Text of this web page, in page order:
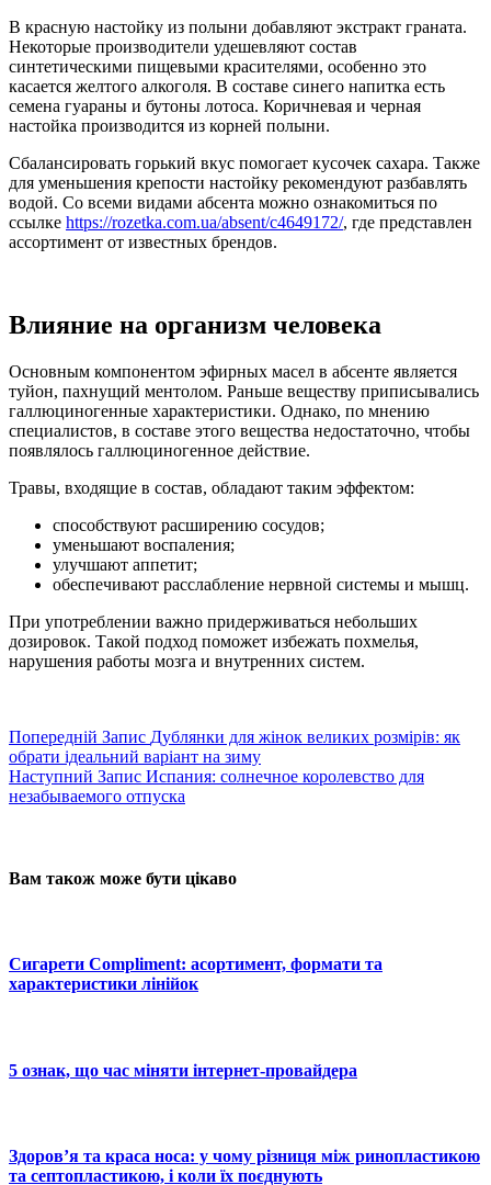
В красную настойку из полыни добавляют экстракт граната.
Некоторые производители удешевляют состав
синтетическими пищевыми красителями, особенно это
касается желтого алкоголя. В составе синего напитка есть
семена гуараны и бутоны лотоса. Коричневая и черная
настойка производится из корней полыни.
Сбалансировать горький вкус помогает кусочек сахара. Также
для уменьшения крепости настойку рекомендуют разбавлять
водой. Со всеми видами абсента можно ознакомиться по
ссылке https://rozetka.com.ua/absent/c4649172/, где представлен
ассортимент от известных брендов.
Влияние на организм человека
Основным компонентом эфирных масел в абсенте является
туйон, пахнущий ментолом. Раньше веществу приписывались
галлюциногенные характеристики. Однако, по мнению
специалистов, в составе этого вещества недостаточно, чтобы
появлялось галлюциногенное действие.
Травы, входящие в состав, обладают таким эффектом:
способствуют расширению сосудов;
уменьшают воспаления;
улучшают аппетит;
обеспечивают расслабление нервной системы и мышц.
При употреблении важно придерживаться небольших
дозировок. Такой подход поможет избежать похмелья,
нарушения работы мозга и внутренних систем.
Попередній Запис Дублянки для жінок великих розмірів: як
обрати ідеальний варіант на зиму
Наступний Запис Испания: солнечное королевство для
незабываемого отпуска
Вам також може бути цікаво
Сигарети Compliment: асортимент, формати та
характеристики лінійок
5 ознак, що час міняти інтернет-провайдера
Здоров’я та краса носа: у чому різниця між ринопластикою
та септопластикою, і коли їх поєднують